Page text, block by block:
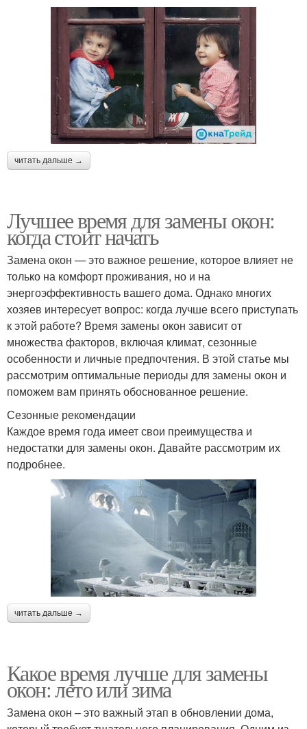
читать дальше →
Лучшее время для замены окон:
когда стоит начать
Замена окон — это важное решение, которое влияет не
только на комфорт проживания, но и на
энергоэффективность вашего дома. Однако многих
хозяев интересует вопрос: когда лучше всего приступать
к этой работе? Время замены окон зависит от
множества факторов, включая климат, сезонные
особенности и личные предпочтения. В этой статье мы
рассмотрим оптимальные периоды для замены окон и
поможем вам принять обоснованное решение.
Сезонные рекомендации
Каждое время года имеет свои преимущества и
недостатки для замены окон. Давайте рассмотрим их
подробнее.
читать дальше →
Какое время лучше для замены
окон: лето или зима
Замена окон – это важный этап в обновлении дома,